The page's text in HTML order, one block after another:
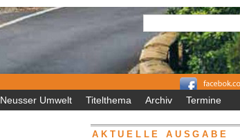
Neusser Umwelt Titelthema Archiv Termine
AKTUELLE AUSGABE